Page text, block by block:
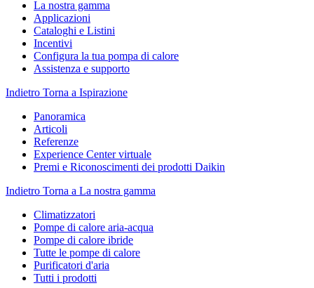
La nostra gamma
Applicazioni
Cataloghi e Listini
Incentivi
Configura la tua pompa di calore
Assistenza e supporto
Indietro Torna a Ispirazione
Panoramica
Articoli
Referenze
Experience Center virtuale
Premi e Riconoscimenti dei prodotti Daikin
Indietro Torna a La nostra gamma
Climatizzatori
Pompe di calore aria-acqua
Pompe di calore ibride
Tutte le pompe di calore
Purificatori d'aria
Tutti i prodotti